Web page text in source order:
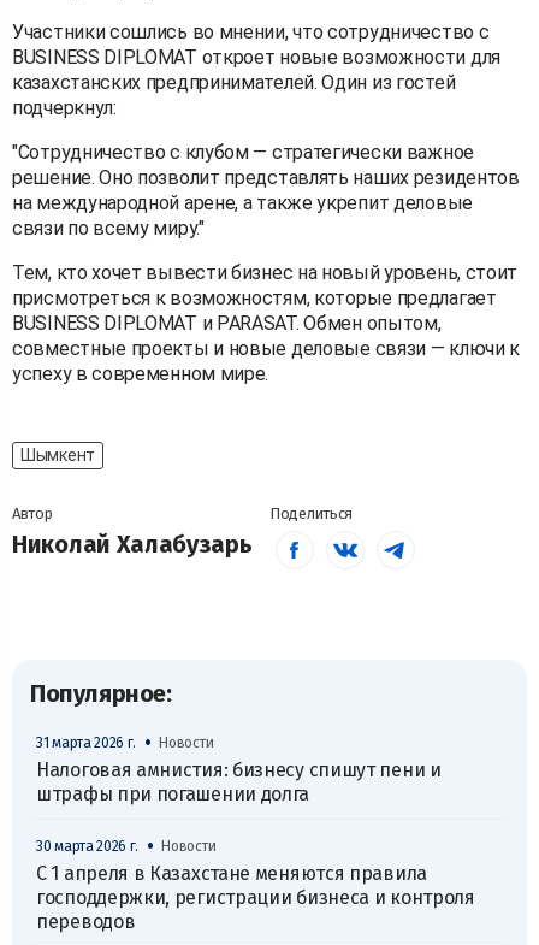
Участники сошлись во мнении, что сотрудничество с
BUSINESS DIPLOMAT откроет новые возможности для
казахстанских предпринимателей. Один из гостей
подчеркнул:
"Сотрудничество с клубом — стратегически важное
решение. Оно позволит представлять наших резидентов
на международной арене, а также укрепит деловые
связи по всему миру."
Тем, кто хочет вывести бизнес на новый уровень, стоит
присмотреться к возможностям, которые предлагает
BUSINESS DIPLOMAT и PARASAT. Обмен опытом,
совместные проекты и новые деловые связи — ключи к
успеху в современном мире.
Шымкент
Автор
Николай Халабузарь
Поделиться
Популярное:
31 марта 2026 г. • Новости
Налоговая амнистия: бизнесу спишут пени и
штрафы при погашении долга
30 марта 2026 г. • Новости
С 1 апреля в Казахстане меняются правила
господдержки, регистрации бизнеса и контроля
переводов